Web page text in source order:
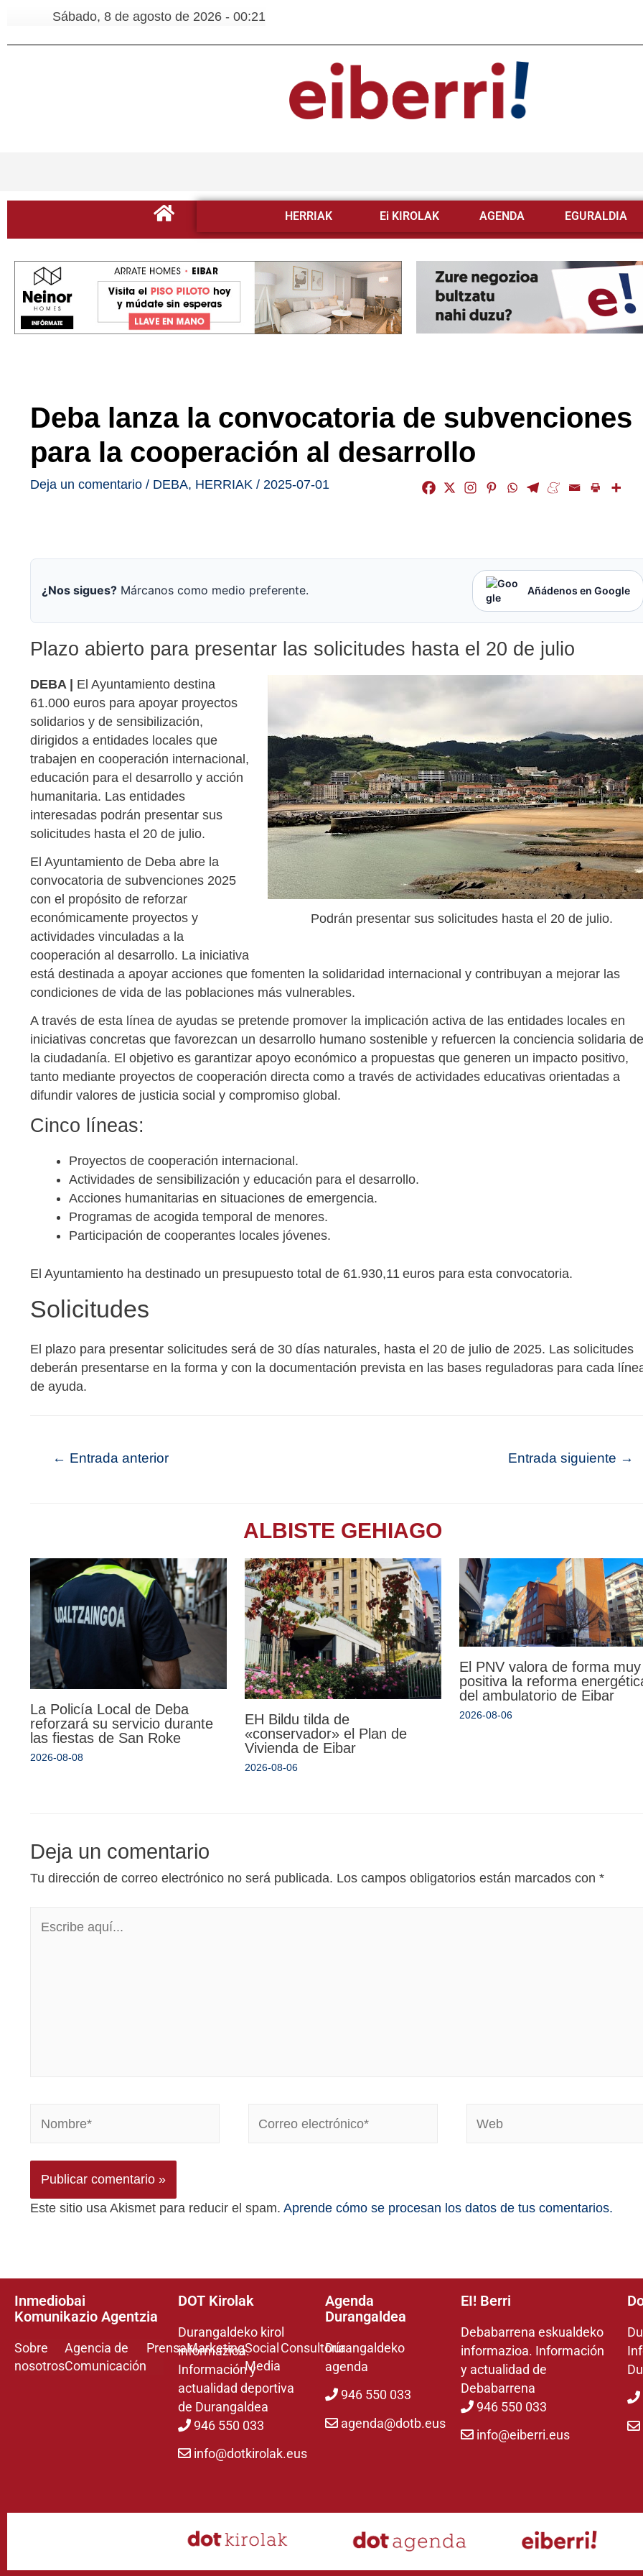
Sábado, 8 de agosto de 2026 - 00:21
HERRIAK Ei KIROLAK AGENDA EGURALDIA
Deba lanza la convocatoria de subvenciones
para la cooperación al desarrollo
Deja un comentario / DEBA, HERRIAK / 2025-07-01
¿Nos sigues? Márcanos como medio preferente. Añádenos en Google
Plazo abierto para presentar las solicitudes hasta el 20 de julio
Podrán presentar sus solicitudes hasta el 20 de julio.
DEBA | El Ayuntamiento destina
61.000 euros para apoyar proyectos
solidarios y de sensibilización,
dirigidos a entidades locales que
trabajen en cooperación internacional,
educación para el desarrollo y acción
humanitaria. Las entidades
interesadas podrán presentar sus
solicitudes hasta el 20 de julio.
El Ayuntamiento de Deba abre la
convocatoria de subvenciones 2025
con el propósito de reforzar
económicamente proyectos y
actividades vinculadas a la
cooperación al desarrollo. La iniciativa
está destinada a apoyar acciones que fomenten la solidaridad internacional y contribuyan a mejorar las
condiciones de vida de las poblaciones más vulnerables.
A través de esta línea de ayudas se pretende promover la implicación activa de las entidades locales en
iniciativas concretas que favorezcan un desarrollo humano sostenible y refuercen la conciencia solidaria de
la ciudadanía. El objetivo es garantizar apoyo económico a propuestas que generen un impacto positivo,
tanto mediante proyectos de cooperación directa como a través de actividades educativas orientadas a
difundir valores de justicia social y compromiso global.
Cinco líneas:
Proyectos de cooperación internacional.
Actividades de sensibilización y educación para el desarrollo.
Acciones humanitarias en situaciones de emergencia.
Programas de acogida temporal de menores.
Participación de cooperantes locales jóvenes.
El Ayuntamiento ha destinado un presupuesto total de 61.930,11 euros para esta convocatoria.
Solicitudes
El plazo para presentar solicitudes será de 30 días naturales, hasta el 20 de julio de 2025. Las solicitudes
deberán presentarse en la forma y con la documentación prevista en las bases reguladoras para cada
de ayuda.
← Entrada anterior Entrada siguiente →
ALBISTE GEHIAGO
La Policía Local de Deba
reforzará su servicio durante
las fiestas de San Roke
2026-08-08
EH Bildu tilda de
«conservador» el Plan de
Vivienda de Eibar
2026-08-06
El PNV valora de forma muy
positiva la reforma
del ambulatorio de Eibar
2026-08-06
Deja un comentario
Tu dirección de correo electrónico no será publicada. Los campos obligatorios están marcados con *
Este sitio usa Akismet para reducir el spam. Aprende cómo se procesan los datos de tus comentarios.
Inmediobai
Komunikazio Agentzia
Sobre
nosotros
Agencia de
Comunicación
PrensaMarketingSocial
Media
Consultoría
DOT Kirolak
Durangaldeko kirol
informazioa.
Información y
actualidad deportiva
de Durangaldea
946 550 033
info@dotkirolak.eus
Agenda
Durangaldea
Durangaldeko
agenda
946 550 033
agenda@dotb.eus
EI! Berri
Debabarrena eskualdeko
informazioa. Información
y actualidad de
Debabarrena
946 550 033
info@eiberri.eus